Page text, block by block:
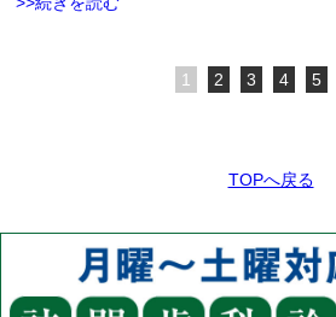
1 2 3 4 5
TOPへ戻る